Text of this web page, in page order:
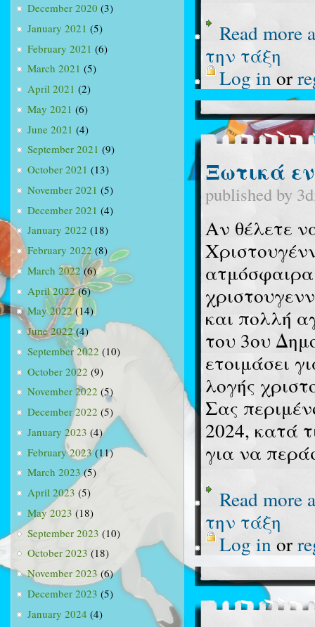
December 2020 (3)
January 2021 (5)
February 2021 (6)
March 2021 (5)
April 2021 (2)
May 2021 (6)
June 2021 (4)
September 2021 (9)
October 2021 (13)
November 2021 (5)
December 2021 (4)
January 2022 (18)
February 2022 (8)
March 2022(6)
April 2022(6)
May 2022(14)
June 2022(4)
September 2022 (10)
October 2022 (9)
November 2022 (5)
December 2022 (5)
January 2023 (4)
February 2023(11)
March 2023(5)
April 2023 (5)
May 2023 (18)
September 2023 (10)
October 2023 (18)
November 2023 (6)
December 2023 (5)
January 2024 (4)
Read more
την τάξη
Log in or
Ξωτικά
published by
Αν θέλετε
ατμόσφαιρα
και πολλή
του 3ου
ετοιμάσει
λογής
Σας
2024, κατά
για να
Read more
την τάξη
Log in or